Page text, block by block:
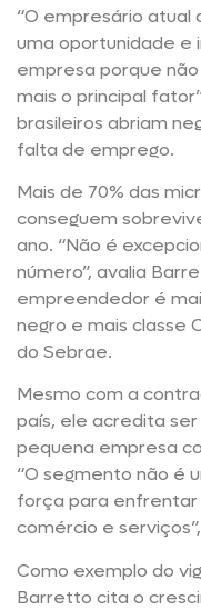
“O empresário
uma oportunidade e
empresa porque
mais o principal
brasileiros abriam
falta de emprego.
Mais de 70% das
conseguem
ano. “Não é
número”, avalia
empreendedor é
negro e mais classe
do Sebrae.
Mesmo com a
país, ele acredita
pequena empresa
“O segmento não é
força para enfrentar
comércio e
Como exemplo do
Barretto cita o